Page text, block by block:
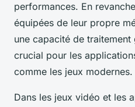
performances. En
équipées de leur propre
une capacité de
crucial pour les
comme les jeux modernes.
Dans les jeux vidéo et les